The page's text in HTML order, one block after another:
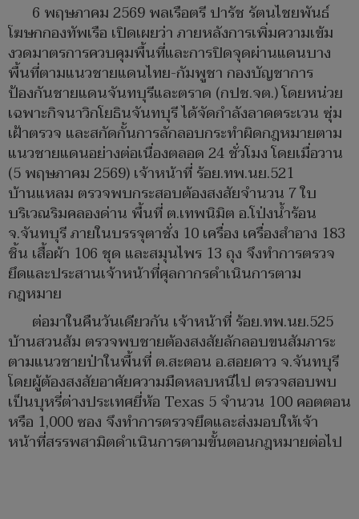
6 พฤษภาคม 2569 พลเรือตรี ปารัช รัตนไชยพันธ์
โฆษกกองทัพเรือ เปิดเผยว่า ภายหลังการเพิ่มความเข้ม
งวดมาตรการควบคุมพื้นที่และการปิดจุดผ่านแดนบาง
พื้นที่ตามแนวชายแดนไทย-กัมพูชา กองบัญชาการ
ป้องกันชายแดนจันทบุรีและตราด (กปช.จต.) โดยหน่วย
เฉพาะกิจนาวิกโยธินจันทบุรี ได้จัดกำลังลาดตระเวน ซุ่ม
เฝ้าตรวจ และสกัดกั้นการลักลอบกระทำผิดกฎหมายตาม
แนวชายแดนอย่างต่อเนื่องตลอด 24 ชั่วโมง โดยเมื่อวาน
(5 พฤษภาคม 2569) เจ้าหน้าที่ ร้อย.ทพ.นย.521
บ้านแหลม ตรวจพบกระสอบต้องสงสัยจำนวน 7 ใบ
บริเวณริมคลองด่าน พื้นที่ ต.เทพนิมิต อ.โป่งน้ำร้อน
จ.จันทบุรี ภายในบรรจุตาชั่ง 10 เครื่อง เครื่องสำอาง 183
ชิ้น เสื้อผ้า 106 ชุด และสมุนไพร 13 ถุง จึงทำการตรวจ
ยึดและประสานเจ้าหน้าที่ศุลกากรดำเนินการตาม
กฎหมาย
ต่อมาในคืนวันเดียวกัน เจ้าหน้าที่ ร้อย.ทพ.นย.525
บ้านสวนส้ม ตรวจพบชายต้องสงสัยลักลอบขนสัมภาระ
ตามแนวชายป่าในพื้นที่ ต.สะตอน อ.สอยดาว จ.จันทบุรี
โดยผู้ต้องสงสัยอาศัยความมืดหลบหนีไป ตรวจสอบพบ
เป็นบุหรี่ต่างประเทศยี่ห้อ Texas 5 จำนวน 100 คอตตอน
หรือ 1,000 ซอง จึงทำการตรวจยึดและส่งมอบให้เจ้า
หน้าที่สรรพสามิตดำเนินการตามขั้นตอนกฎหมายต่อไป